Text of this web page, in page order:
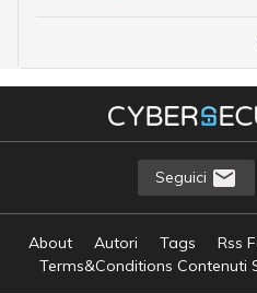
Seguici
About Autori Tags Rss
Terms&Conditions Contenuti